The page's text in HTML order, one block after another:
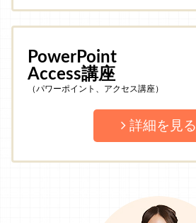
PowerPoint
Access講座
（パワーポイント、アクセス講座）
詳細を見る